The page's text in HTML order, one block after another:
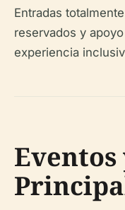
Entradas
reservados y
experiencia